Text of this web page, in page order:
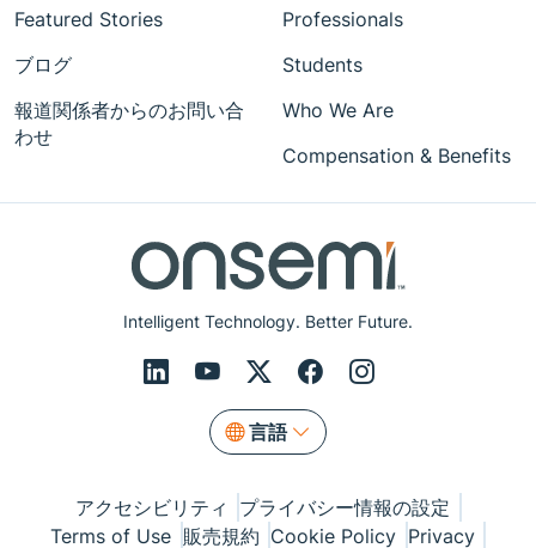
Intelligent Technology. Better Future.
言語
Featured Stories
ブログ
報道関係者からのお問い合
わせ
Professionals
Students
Who We Are
Compensation & Benefits
アクセシビリティ
プライバシー情報の設定
Terms of Use 販売規約 Cookie Policy Privacy